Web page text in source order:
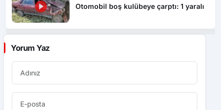
Otomobil boş kulübeye çarptı: 1 yaralı
Yorum Yaz